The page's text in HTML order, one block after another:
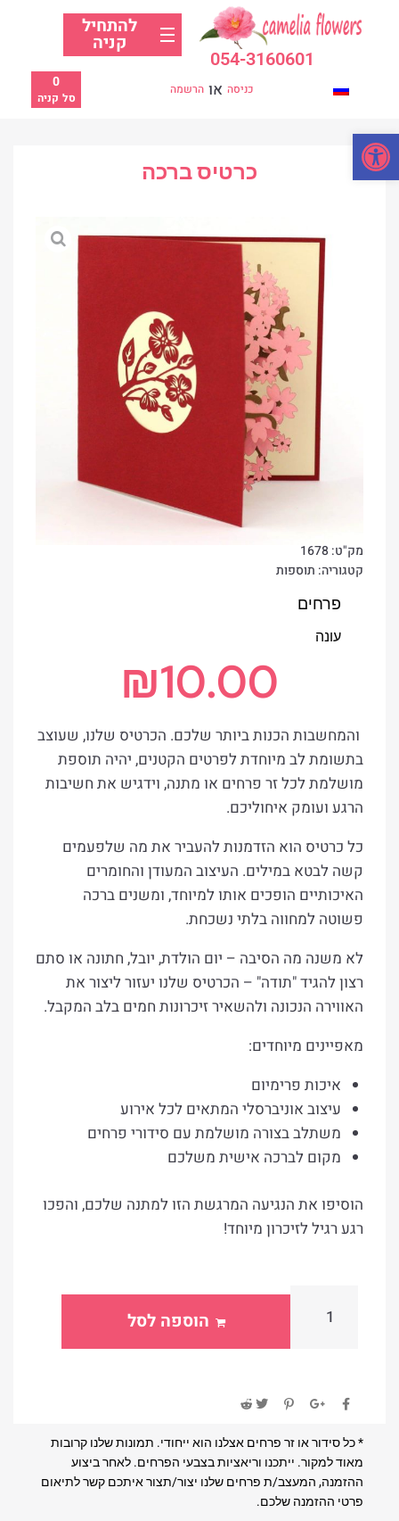
054-3160601
להתחיל
קניה
כניסה או הרשמה
סל קניה
0
כרטיס ברכה
מק"ט:1678
קטגוריה: תוספות
פרחים
עונה
₪10.00
והמחשבות הכנות ביותר שלכם. הכרטיס שלנו, שעוצב
בתשומת לב מיוחדת לפרטים הקטנים, יהיה תוספת
מושלמת לכל זר פרחים או מתנה, וידגיש את חשיבות
הרגע ועומק איחוליכם.
כל כרטיס הוא הזדמנות להעביר את מה שלפעמים
קשה לבטא במילים. העיצוב המעודן והחומרים
האיכותיים הופכים אותו למיוחד, ומשנים ברכה
פשוטה למחווה בלתי נשכחת.
לא משנה מה הסיבה – יום הולדת, יובל, חתונה או סתם
רצון להגיד "תודה" – הכרטיס שלנו יעזור ליצור את
האווירה הנכונה ולהשאיר זיכרונות חמים בלב המקבל.
מאפיינים מיוחדים:
איכות פרימיום
עיצוב אוניברסלי המתאים לכל אירוע
משתלב בצורה מושלמת עם סידורי פרחים
מקום לברכה אישית משלכם
הוסיפו את הנגיעה המרגשת הזו למתנה שלכם, והפכו
רגע רגיל לזיכרון מיוחד!
הוספה לסל
* כל סידור או זר פרחים אצלנו הוא ייחודי. תמונות שלנו קרובות
מאוד למקור. ייתכנו וריאציות בצבעי הפרחים. לאחר ביצוע
ההזמנה, המעצב/ת פרחים שלנו יצור/תצור איתכם קשר לתיאום
פרטי ההזמנה שלכם.
פתח סרגל נגישות